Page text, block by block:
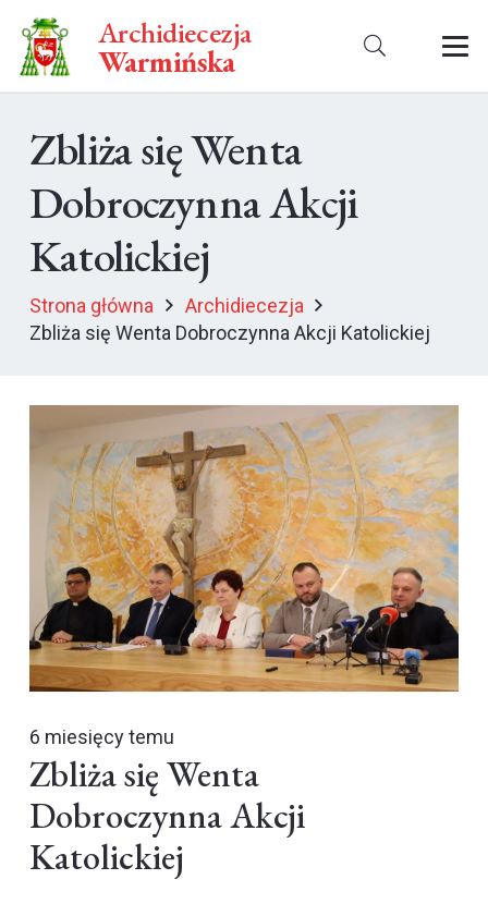
Archidiecezja
Warmińska
Zbliża się Wenta
Dobroczynna Akcji
Katolickiej
Strona główna
Archidiecezja
Zbliża się Wenta Dobroczynna Akcji Katolickiej
6 miesięcy temu
Zbliża się Wenta
Dobroczynna Akcji
Katolickiej